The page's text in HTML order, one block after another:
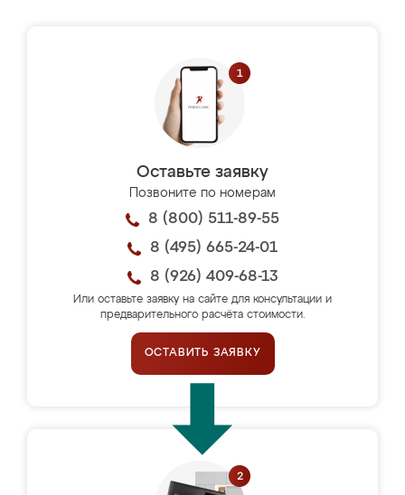
Оставьте заявку
Позвоните по номерам
8 (800) 511-89-55
8 (495) 665-24-01
8 (926) 409-68-13
Или оставьте заявку на сайте для консультации и
предварительного расчёта стоимости.
ОСТАВИТЬ ЗАЯВКУ